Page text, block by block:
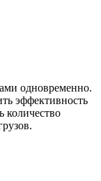
одновременно.
эффективность
количество